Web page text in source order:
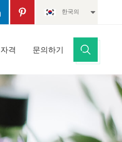
한국의
자격 문의하기